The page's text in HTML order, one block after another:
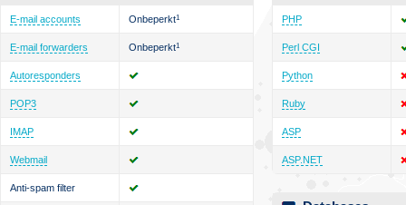
E-mail accounts Onbeperkt1
E-mail forwarders Onbeperkt1
Autoresponders
POP3
IMAP
Webmail
Anti-spam filter
PHP
Perl CGI
Python
Ruby
ASP
ASP.NET